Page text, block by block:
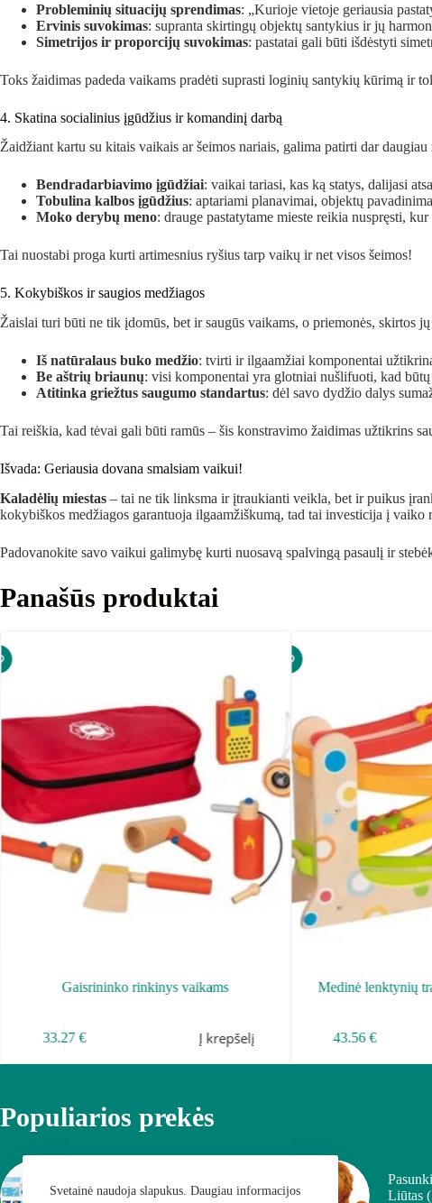
Svetainė naudoja slapukus. Daugiau informacijos
Probleminių situacijų sprendimas: „Kurioje vietoje geriausia
Ervinis suvokimas: supranta skirtingų objektų santykius ir jų
Simetrijos ir proporcijų suvokimas: pastatai gali būti išdėstyti
Toks žaidimas padeda vaikams pradėti suprasti loginių santykių kūrimą ir
4. Skatina socialinius įgūdžius ir komandinį darbą
Žaidžiant kartu su kitais vaikais ar šeimos nariais, galima patirti dar
Bendradarbiavimo įgūdžiai: vaikai tariasi, kas ką statys, dalijasi
Tobulina kalbos įgūdžius: aptariami planavimai, objektų
Moko derybų meno: drauge pastatytame mieste reikia nuspręsti,
Tai nuostabi proga kurti artimesnius ryšius tarp vaikų ir net visos šeimos!
5. Kokybiškos ir saugios medžiagos
Žaislai turi būti ne tik įdomūs, bet ir saugūs vaikams, o priemonės, skirtos
Iš natūralaus buko medžio: tvirti ir ilgaamžiai komponentai
Be aštrių briaunų: visi komponentai yra glotniai nušlifuoti, kad būtų
Atitinka griežtus saugumo standartus: dėl savo dydžio dalys
Tai reiškia, kad tėvai gali būti ramūs – šis konstravimo žaidimas užtikrins
Išvada: Geriausia dovana smalsiam vaikui!
Kaladėlių miestas – tai ne tik linksma ir įtraukianti veikla, bet ir puikus
kokybiškos medžiagos garantuoja ilgaamžiškumą, tad tai investicija į vaiko
Padovanokite savo vaikui galimybę kurti nuosavą spalvingą pasaulį ir
Panašūs produktai
Gaisrininko rinkinys vaikams
33.27€ Į krepšelį
Medinė lenktynių
43.56€
Populiarios prekės
kalbinių įgūdžių lavinimo
Liūtas